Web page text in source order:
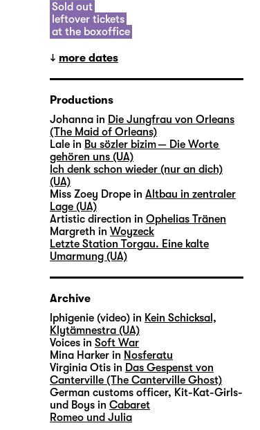
Sold out
leftover tickets
at the boxoffice
more dates
Productions
Johanna in Die Jungfrau von Orleans
(The Maid of Orleans)
Lale in Bu sözler bizim — Die Worte
gehören uns (UA)
Ich denk schon wieder (nur an dich)
(UA)
Miss Zoey Drope in Altbau in zentraler
Lage (UA)
Artistic direction in Ophelias Tränen
Margreth in Woyzeck
Letzte Station Torgau. Eine kalte
Umarmung (UA)
Archive
lphigenie (video) in Kein Schicksal,
Klytämnestra (UA)
Voices in Soft War
Mina Harker in Nosferatu
Virginia Otis in Das Gespenst von
Canterville (The Canterville Ghost)
German customs officer, Kit-Kat-Girls-
und Boys in Cabaret
Romeo und Julia